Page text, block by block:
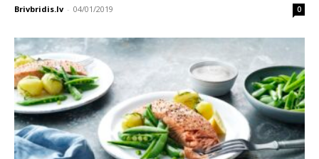
Brivbridis.lv - 04/01/2019 0